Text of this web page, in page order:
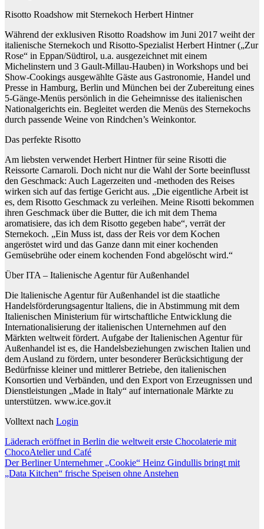
Risotto Roadshow mit Sternekoch Herbert Hintner
Während der exklusiven Risotto Roadshow im Juni 2017 weiht der
italienische Sternekoch und Risotto-Spezialist Herbert Hintner („Zur
Rose“ in Eppan/Südtirol, u.a. ausgezeichnet mit einem
Michelinstern und 3 Gault-Millau-Hauben) in Workshops und bei
Show-Cookings ausgewählte Gäste aus Gastronomie, Handel und
Presse in Hamburg, Berlin und München bei der Zubereitung eines
5-Gänge-Menüs persönlich in die Geheimnisse des italienischen
Nationalgerichts ein. Begleitet werden die Menüs des Sternekochs
durch passende Weine von Rindchen’s Weinkontor.
Das perfekte Risotto
Am liebsten verwendet Herbert Hintner für seine Risotti die
Reissorte Carnaroli. Doch nicht nur die Wahl der Sorte beeinflusst
den Geschmack: Auch Lagerzeiten und -methoden des Reises
wirken sich auf das fertige Gericht aus. „Die eigentliche Arbeit ist
es, dem Risotto Geschmack zu verleihen. Meine Risotti bekommen
ihren Geschmack über die Butter, die ich mit dem Thema
aromatisiere, das ich dem Risotto gegeben habe“, verrät der
Sternekoch. „Ein Muss ist, dass der Reis vor dem Kochen
angeröstet wird und das Ganze dann mit einer kochenden
Gemüsebrühe oder einem kochenden Fond abgelöscht wird.“
Über ITA – Italienische Agentur für Außenhandel
Die ltalienische Agentur für Außenhandel ist die staatliche
Handelsförderungsagentur ltaliens, die in Abstimmung mit dem
Italienischen Ministerium für wirtschaftliche Entwicklung die
Internationalisierung der italienischen Unternehmen auf den
Märkten weltweit fördert. Aufgabe der Italienischen Agentur für
Außenhandel ist es, die Handelsbeziehungen zwischen Italien und
dem Ausland zu fördern, unter besonderer Berücksichtigung der
Bedürfnisse kleiner und mittlerer Betriebe, den italienischen
Konsortien und Verbänden, und den Export von Erzeugnissen und
Dienstleistungen „Made in Italy“ auf internationale Märkte zu
unterstützen. www.ice.gov.it
Volltext nach Login
Beitragsnavigation
Läderach eröffnet in Berlin die weltweit erste Chocolaterie mit
ChocoAtelier und Café
Der Berliner Unternehmer „Cookie“ Heinz Gindullis bringt mit
„Data Kitchen“ frische Speisen ohne Anstehen